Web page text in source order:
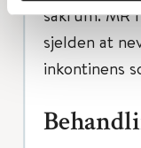
sakrum. MR
sjelden at
inkontinens